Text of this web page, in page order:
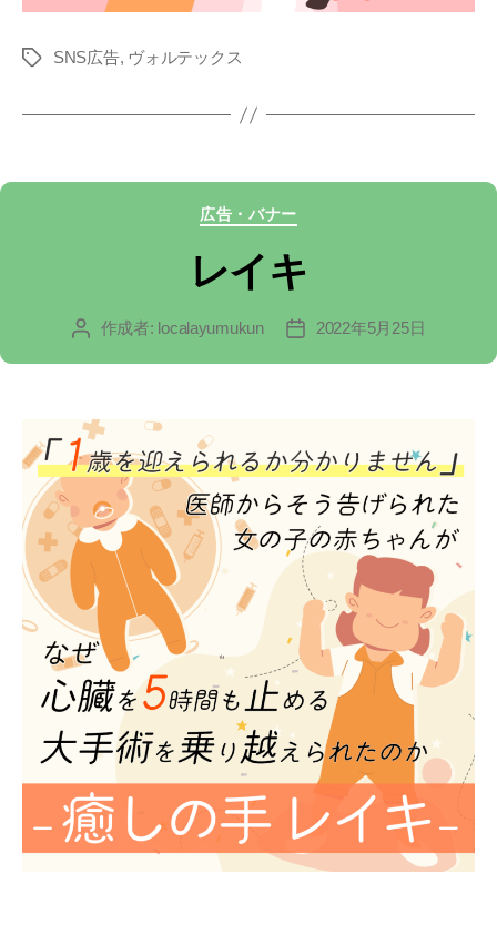
タ
SNS広告, ヴォルテックス
カ
テ
ゴ
リ
広告・バナー
レイキ
投 作成者: localayumukun
投
2022年5月25日